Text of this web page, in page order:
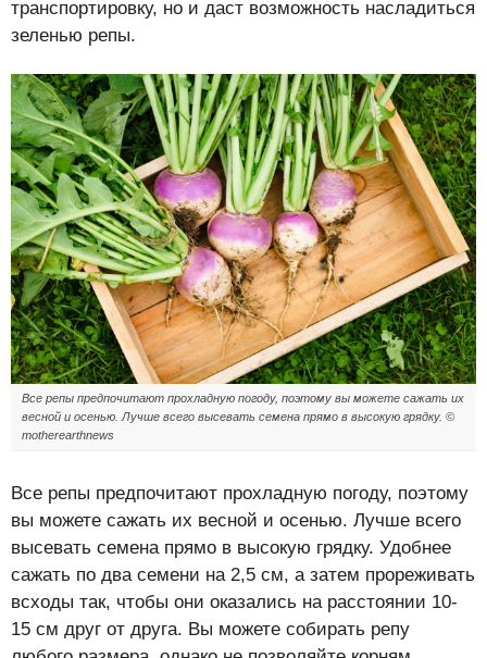
транспортировку, но и даст возможность насладиться
зеленью репы.
Все репы предпочитают прохладную погоду, поэтому вы можете сажать их
весной и осенью. Лучше всего высевать семена прямо в высокую грядку. ©
motherearthnews
Все репы предпочитают прохладную погоду, поэтому
вы можете сажать их весной и осенью. Лучше всего
высевать семена прямо в высокую грядку. Удобнее
сажать по два семени на 2,5 см, а затем прореживать
всходы так, чтобы они оказались на расстоянии 10-
15 см друг от друга. Вы можете собирать репу